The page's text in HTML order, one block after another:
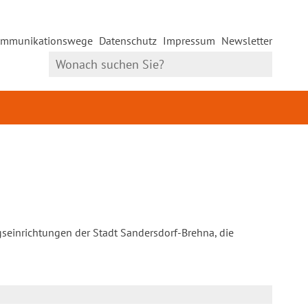
Datenschutz Impressum Newsletter
der Stadt Sandersdorf-Brehna, die